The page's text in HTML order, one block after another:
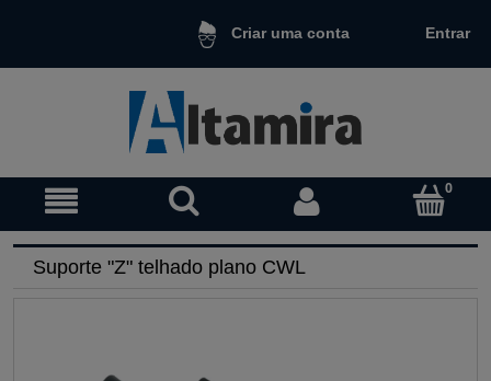
Criar uma conta Entrar
Suporte "Z" telhado plano CWL